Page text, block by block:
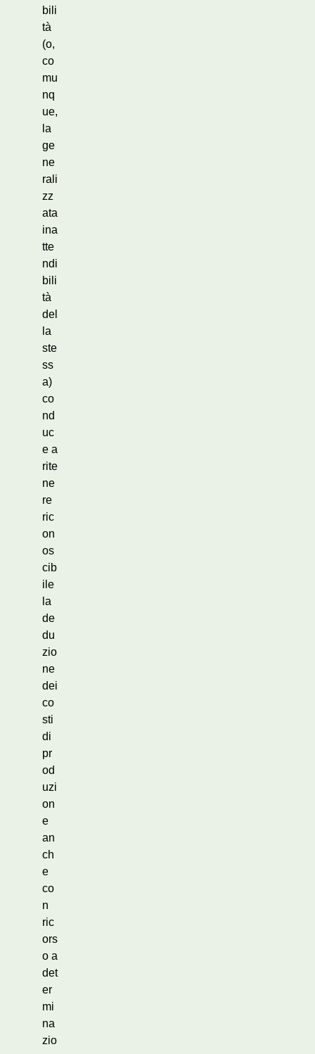
bili
tà
(o,
co
mu
nq
ue,
la
ge
ne
rali
zz
ata
ina
tte
ndi
bili
tà
del
la
ste
ss
a)
co
nd
uc
e a
rite
ne
re
ric
on
os
cib
ile
la
de
du
zio
ne
dei
co
sti
di
pr
od
uzi
on
e
an
ch
e
co
n
ric
ors
o a
det
er
mi
na
zio